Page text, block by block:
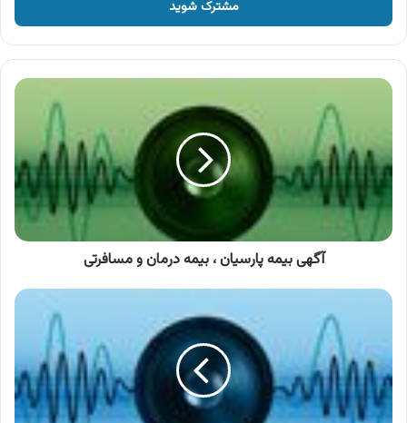
وارد
کنید
آگهی
،
بیمه
درمان
مسافرتی
آگهی بیمه پارسیان ، بیمه درمان و مسافرتی
آگهی
،
روغن
ترمز
فومن